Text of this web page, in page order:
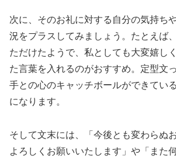
次に、そのお礼に対する自分の気持ち
況をプラスしてみましょう。たとえば
ただけたようで、私としても大変嬉し
た言葉を入れるのがおすすめ。定型文
手との心のキャッチボールができてい
になります。
そして文末には、「今後とも変わらぬ
よろしくお願いいたします」や「また